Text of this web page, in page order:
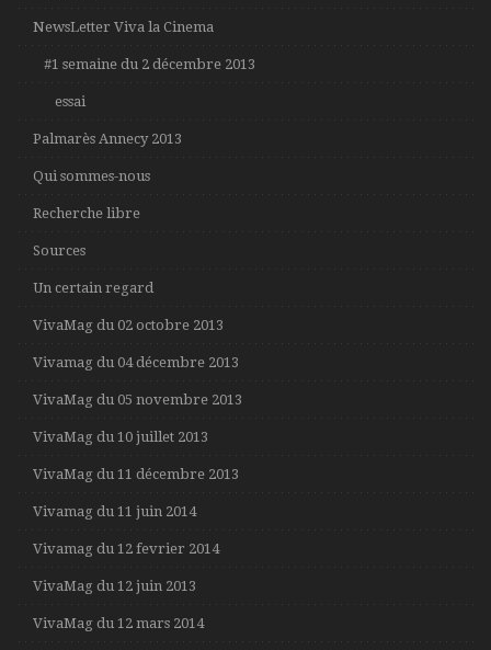
NewsLetter Viva la Cinema
#1 semaine du 2 décembre 2013
essai
Palmarès Annecy 2013
Qui sommes-nous
Recherche libre
Sources
Un certain regard
VivaMag du 02 octobre 2013
Vivamag du 04 décembre 2013
VivaMag du 05 novembre 2013
VivaMag du 10 juillet 2013
VivaMag du 11 décembre 2013
Vivamag du 11 juin 2014
Vivamag du 12 fevrier 2014
VivaMag du 12 juin 2013
VivaMag du 12 mars 2014